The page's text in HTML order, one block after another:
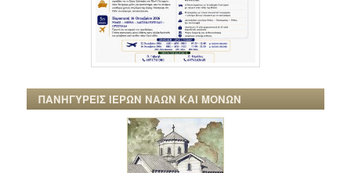
ΠΑΝΗΓΥΡΕΙΣ ΙΕΡΩΝ ΝΑΩΝ ΚΑΙ ΜΟΝΩΝ